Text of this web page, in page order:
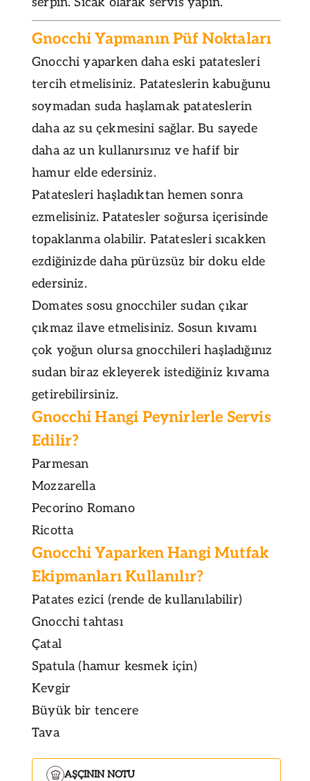
Gnocchi Yapmanın Püf Noktaları
Gnocchi yaparken daha eski patatesleri
tercih etmelisiniz. Patateslerin kabuğunu
soymadan suda haşlamak patateslerin
daha az su çekmesini sağlar. Bu sayede
daha az un kullanırsınız ve hafif bir
hamur elde edersiniz.
Patatesleri haşladıktan hemen sonra
ezmelisiniz. Patatesler soğursa içerisinde
topaklanma olabilir. Patatesleri sıcakken
ezdiğinizde daha pürüzsüz bir doku elde
edersiniz.
Domates sosu gnocchiler sudan çıkar
çıkmaz ilave etmelisiniz. Sosun kıvamı
çok yoğun olursa gnocchileri haşladığınız
sudan biraz ekleyerek istediğiniz kıvama
getirebilirsiniz.
Gnocchi Hangi Peynirlerle Servis
Edilir?
Parmesan
Mozzarella
Pecorino Romano
Ricotta
Gnocchi Yaparken Hangi Mutfak
Ekipmanları Kullanılır?
Patates ezici (rende de kullanılabilir)
Gnocchi tahtası
Çatal
Spatula (hamur kesmek için)
Kevgir
Büyük bir tencere
Tava
AŞÇININ NOTU